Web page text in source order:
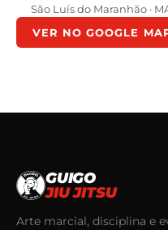
São Luís do Maranhão ·
VER NO GOOGLE
GUIGO
JIU JITSU
Arte marcial, disciplina e